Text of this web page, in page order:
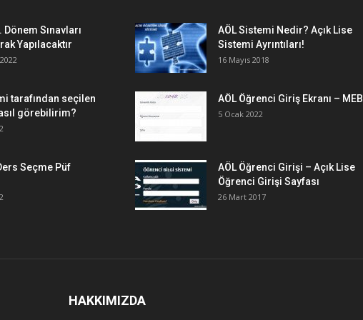
Dönem Sınavları
Yapılacaktır
tarafından seçilen
görebilirim?
Seçme Püf
AÖL Sistemi Nedir? Açık Lise
Sistemi Ayrıntıları!
16 Mayıs 2018
AÖL Öğrenci Giriş Ekranı – MEB
5 Ocak 2022
AÖL Öğrenci Girişi – Açık Lise
Öğrenci Girişi Sayfası
26 Mart 2017
HAKKIMIZDA